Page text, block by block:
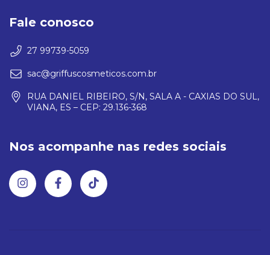
Fale conosco
27 99739-5059
sac@griffuscosmeticos.com.br
RUA DANIEL RIBEIRO, S/N, SALA A - CAXIAS DO SUL,
VIANA, ES – CEP: 29.136-368
Nos acompanhe nas redes sociais